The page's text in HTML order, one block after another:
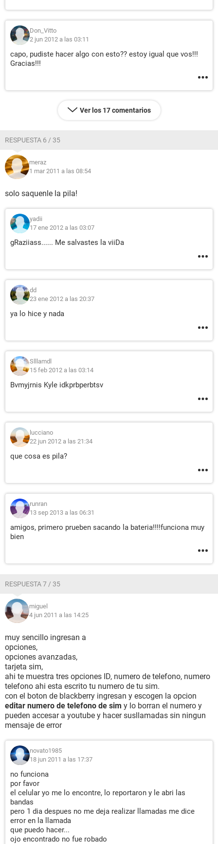
Don_Vitto
2 jun 2012 a las 03:11
capo, pudiste hacer algo con esto?? estoy igual que vos!!!
Gracias!!!
Ver los 17 comentarios
RESPUESTA 6 / 35
meraz
1 mar 2011 a las 08:54
solo saquenle la pila!
yadii
17 ene 2012 a las 03:07
gRaziiass...... Me salvastes la viiDa
dd
23 ene 2012 a las 20:37
ya lo hice y nada
Slllamdl
15 feb 2012 a las 03:14
Bvmyjrnis Kyle idkprbperbtsv
lucciano
22 jun 2012 a las 21:34
que cosa es pila?
runran
13 sep 2013 a las 06:31
amigos, primero prueben sacando la bateria!!!!funciona muy
bien
RESPUESTA 7 / 35
miguel
4 jun 2011 a las 14:25
muy sencillo ingresan a
opciones,
opciones avanzadas,
tarjeta sim,
ahi te muestra tres opciones ID, numero de telefono, numero
telefono ahi esta escrito tu numero de tu sim.
con el boton de blackberry ingresan y escogen la opcion
editar numero de telefono de sim y lo borran el numero y
pueden accesar a youtube y hacer susllamadas sin ningun
mensaje de error
novato1985
18 jun 2011 a las 17:37
no funciona
por favor
el celular yo me lo encontre, lo reportaron y le abri las
bandas
pero 1 dia despues no me deja realizar llamadas me dice
error en la llamada
que puedo hacer...
ojo encontrado no fue robado